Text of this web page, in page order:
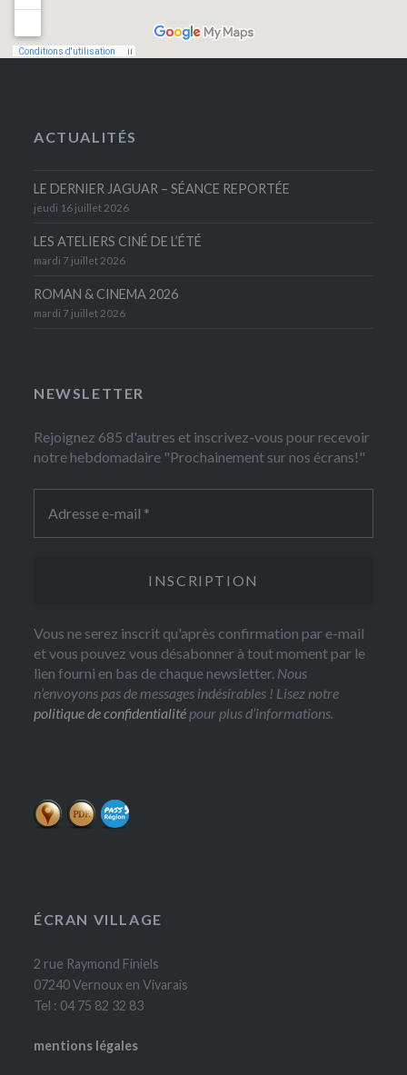
ACTUALITÉS
LE DERNIER JAGUAR – SÉANCE REPORTÉE
jeudi 16 juillet 2026
LES ATELIERS CINÉ DE L’ÉTÉ
mardi 7 juillet 2026
ROMAN & CINEMA 2026
mardi 7 juillet 2026
NEWSLETTER
Rejoignez 685 d'autres et inscrivez-vous pour recevoir
notre hebdomadaire "Prochainement sur nos écrans!"
Vous ne serez inscrit qu'après confirmation par e-mail
et vous pouvez vous désabonner à tout moment par le
lien fourni en bas de chaque newsletter. Nous
n’envoyons pas de messages indésirables ! Lisez notre
politique de confidentialité pour plus d’informations.
ÉCRAN VILLAGE
2 rue Raymond Finiels
07240 Vernoux en Vivarais
Tel : 04 75 82 32 83
mentions légales